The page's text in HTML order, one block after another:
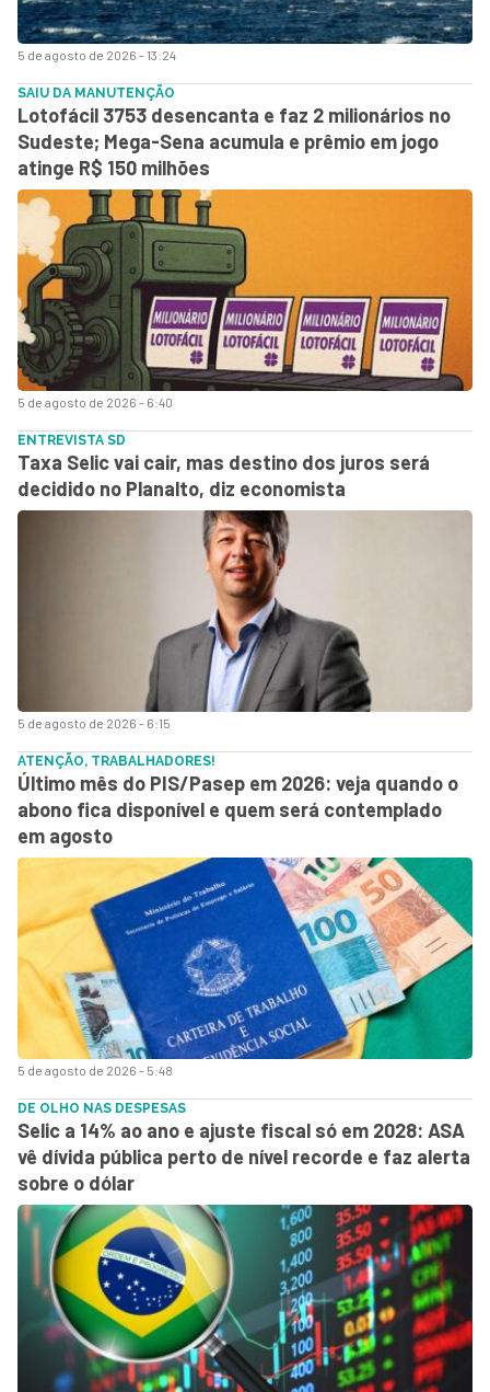
5 de agosto de 2026 - 13:24
5 de agosto de 2026 - 6:40
SAIU DA MANUTENÇÃO
Lotofácil 3753 desencanta e faz 2 milionários no
Sudeste; Mega-Sena acumula e prêmio em jogo
atinge R$ 150 milhões
5 de agosto de 2026 - 6:15
ENTREVISTA SD
Taxa Selic vai cair, mas destino dos juros será
decidido no Planalto, diz economista
5 de agosto de 2026 - 5:48
ATENÇÃO, TRABALHADORES!
Último mês do PIS/Pasep em 2026: veja quando o
abono fica disponível e quem será contemplado
em agosto
DE OLHO NAS DESPESAS
Selic a 14% ao ano e ajuste fiscal só em 2028: ASA
vê dívida pública perto de nível recorde e faz alerta
sobre o dólar